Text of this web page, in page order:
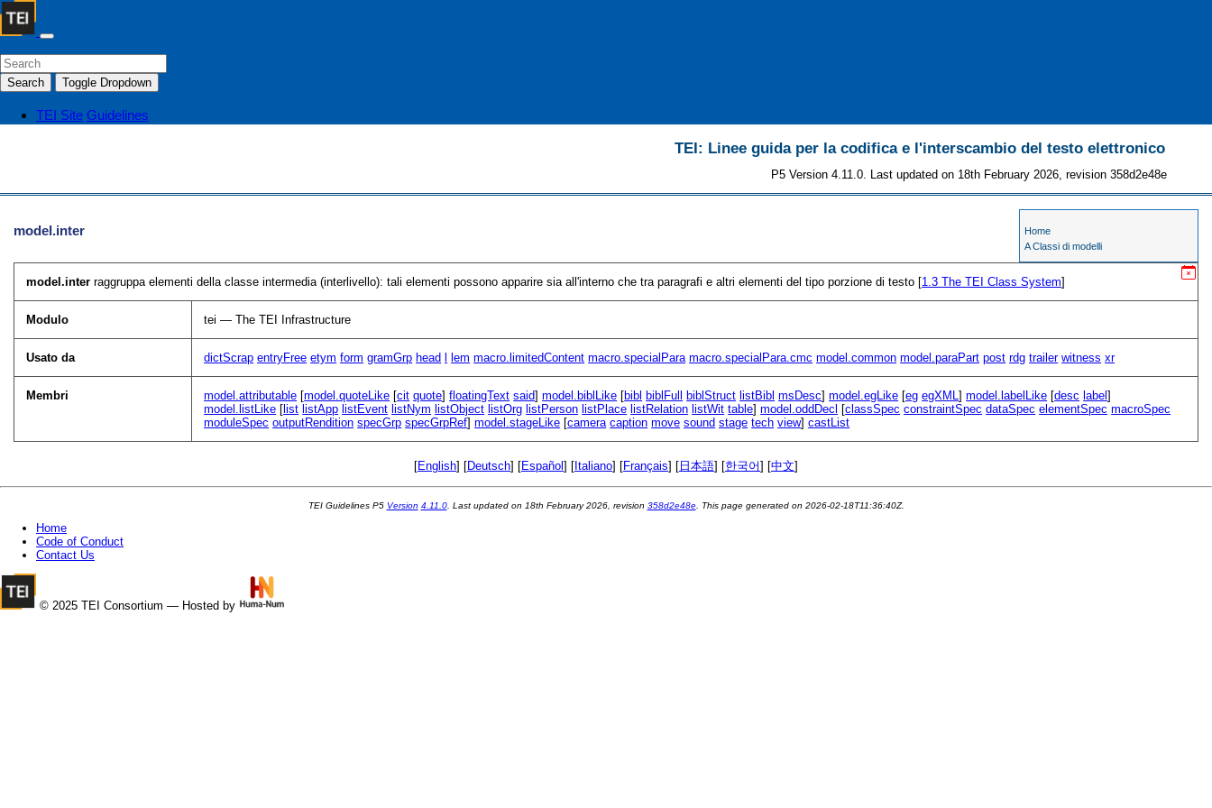
Search Toggle Dropdown
TEI Site Guidelines
TEI: Linee guida per la codifica e l'interscambio del testo elettronico
P5 Version 4.11.0. Last updated on 18th February 2026, revision 358d2e48e
Home
A Classi di modelli
model.inter
model.inter raggruppa elementi della classe intermedia (interlivello): tali elementi possono apparire sia all'interno che tra paragrafi e altri elementi del tipo porzione di testo [1.3The TEI Class System]
Modulo tei — The TEI Infrastructure
Usato da dictScrap entryFree etym form gramGrp head lem macro.limitedContent macro.specialPara macro.specialPara.cmc model.common model.paraPart post rdg trailer witness xr
Membri model.attributable [model.quoteLike [cit quote]floatingText said]model.biblLike [bibl biblFull biblStruct listBibl msDesc]model.egLike [eg egXML]model.labelLike [desc label]
model.listLike [ list listApp listEvent listNym listObject listOrg listPerson listPlace listRelation listWit table]model.oddDecl [classSpec constraintSpec dataSpec elementSpec macroSpec
moduleSpec outputRendition specGrp specGrpRef]model.stageLike [camera caption move sound stage tech view]castList
[English] [Deutsch] [Español ] [ Italiano] [Français] [ 日本語] [한국어] [中文]
TEI Guidelines P5 Version 4.11.0. Last updated on 18th February 2026, revision 358d2e48e. This page generated on 2026-02-18T11:36:40Z.
Home
Code of Conduct
Contact Us
© 2025 TEI Consortium — Hosted by